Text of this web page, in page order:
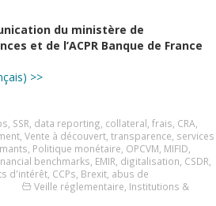
du ministère de
et de l’ACPR Banque de France
>>
SSR data reporting collateral frais CRA
Vente à découvert transparence services
Politique monétaire OPCVM MIFID
benchmarks EMIR digitalisation CSDR
d'intérêt CCPs Brexit abus de
Veille réglementaire Institutions &